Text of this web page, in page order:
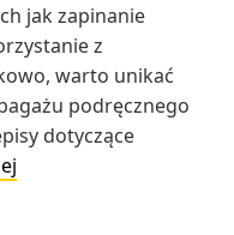
jak zapinanie
z
warto unikać
podręcznego
dotyczące